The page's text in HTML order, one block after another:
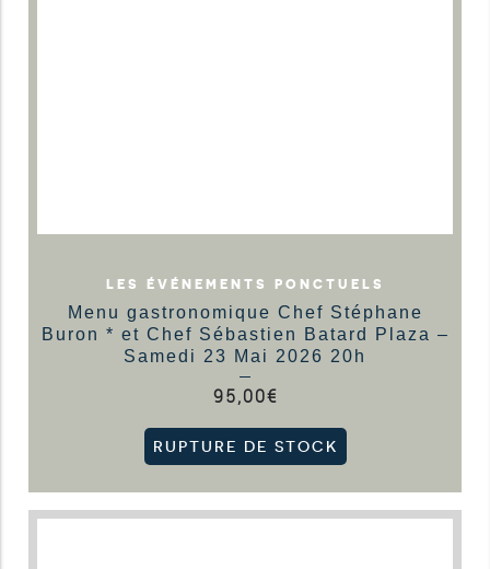
LES ÉVÉNEMENTS PONCTUELS
Menu gastronomique Chef Stéphane
Buron * et Chef Sébastien Batard Plaza –
Samedi 23 Mai 2026 20h
95,00€
RUPTURE DE STOCK